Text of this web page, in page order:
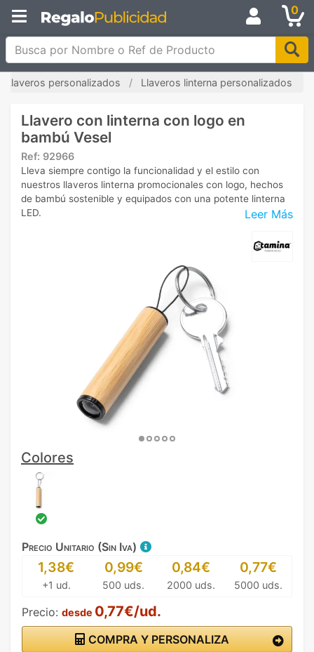
0
Busca por Nombre o Ref de Producto
Llaveros personalizados Llaveros linterna personalizados
Llavero con linterna con logo en
bambú Vesel
Ref: 92966
Leer Más
Lleva siempre contigo la funcionalidad y el estilo con
nuestros llaveros linterna promocionales con logo, hechos
de bambú sostenible y equipados con una potente linterna
LED.
Colores
Precio Unitario (Sin Iva)
1,38€
+1 ud.
0,99€
500 uds.
0,84€
2000 uds.
0,77€
5000 uds.
Precio: desde 0,77€/ud.
COMPRA Y PERSONALIZA